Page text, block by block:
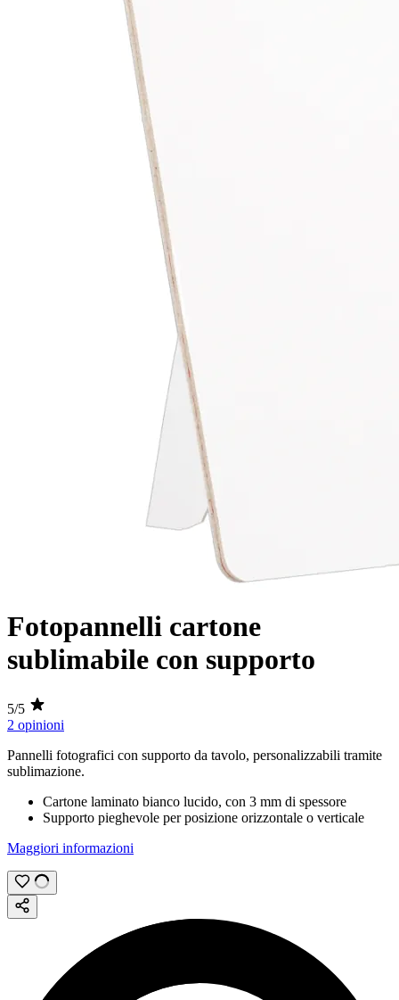
Fotopannelli cartone
sublimabile con supporto
5/5
2 opinioni
Pannelli fotografici con supporto da tavolo, personalizzabili tramite
sublimazione.
Cartone laminato bianco lucido, con 3 mm di spessore
Supporto pieghevole per posizione orizzontale o verticale
Maggiori informazioni